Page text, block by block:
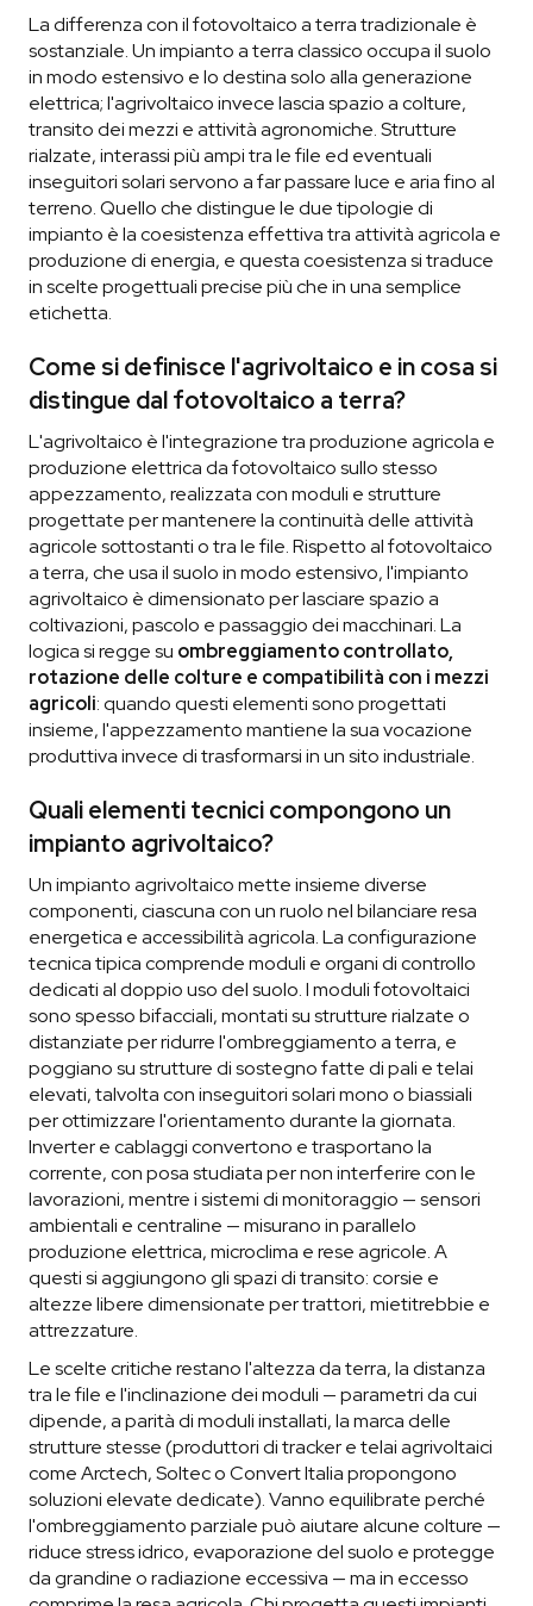
La differenza con il fotovoltaico a terra tradizionale è
sostanziale. Un impianto a terra classico occupa il suolo
in modo estensivo e lo destina solo alla generazione
elettrica; l'agrivoltaico invece lascia spazio a colture,
transito dei mezzi e attività agronomiche. Strutture
rialzate, interassi più ampi tra le file ed eventuali
inseguitori solari servono a far passare luce e aria fino al
terreno. Quello che distingue le due tipologie di
impianto è la coesistenza effettiva tra attività agricola e
produzione di energia, e questa coesistenza si traduce
in scelte progettuali precise più che in una semplice
etichetta.
Come si definisce l'agrivoltaico e in cosa si
distingue dal fotovoltaico a terra?
L'agrivoltaico è l'integrazione tra produzione agricola e
produzione elettrica da fotovoltaico sullo stesso
appezzamento, realizzata con moduli e strutture
progettate per mantenere la continuità delle attività
agricole sottostanti o tra le file. Rispetto al fotovoltaico
a terra, che usa il suolo in modo estensivo, l'impianto
agrivoltaico è dimensionato per lasciare spazio a
coltivazioni, pascolo e passaggio dei macchinari. La
logica si regge su ombreggiamento controllato,
rotazione delle colture e compatibilità con i mezzi
agricoli: quando questi elementi sono progettati
insieme, l'appezzamento mantiene la sua vocazione
produttiva invece di trasformarsi in un sito industriale.
Quali elementi tecnici compongono un
impianto agrivoltaico?
Un impianto agrivoltaico mette insieme diverse
componenti, ciascuna con un ruolo nel bilanciare resa
energetica e accessibilità agricola. La configurazione
tecnica tipica comprende moduli e organi di controllo
dedicati al doppio uso del suolo. I moduli fotovoltaici
sono spesso bifacciali, montati su strutture rialzate o
distanziate per ridurre l'ombreggiamento a terra, e
poggiano su strutture di sostegno fatte di pali e telai
elevati, talvolta con inseguitori solari mono o biassiali
per ottimizzare l'orientamento durante la giornata.
Inverter e cablaggi convertono e trasportano la
corrente, con posa studiata per non interferire con le
lavorazioni, mentre i sistemi di monitoraggio — sensori
ambientali e centraline — misurano in parallelo
produzione elettrica, microclima e rese agricole. A
questi si aggiungono gli spazi di transito: corsie e
altezze libere dimensionate per trattori, mietitrebbie e
attrezzature.
Le scelte critiche restano l'altezza da terra, la distanza
tra le file e l'inclinazione dei moduli — parametri da cui
dipende, a parità di moduli installati, la marca delle
strutture stesse (produttori di tracker e telai agrivoltaici
come Arctech, Soltec o Convert Italia propongono
soluzioni elevate dedicate). Vanno equilibrate perché
l'ombreggiamento parziale può aiutare alcune colture —
riduce stress idrico, evaporazione del suolo e protegge
da grandine o radiazione eccessiva — ma in eccesso